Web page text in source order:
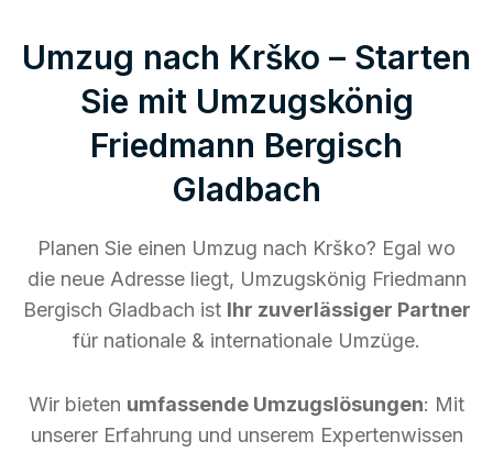
Umzug nach Krško – Starten
Sie mit Umzugskönig
Friedmann Bergisch
Gladbach
Planen Sie einen Umzug nach Krško? Egal wo
die neue Adresse liegt, Umzugskönig Friedmann
Bergisch Gladbach ist Ihr zuverlässiger Partner
für nationale & internationale Umzüge.
Wir bieten umfassende Umzugslösungen: Mit
unserer Erfahrung und unserem Expertenwissen